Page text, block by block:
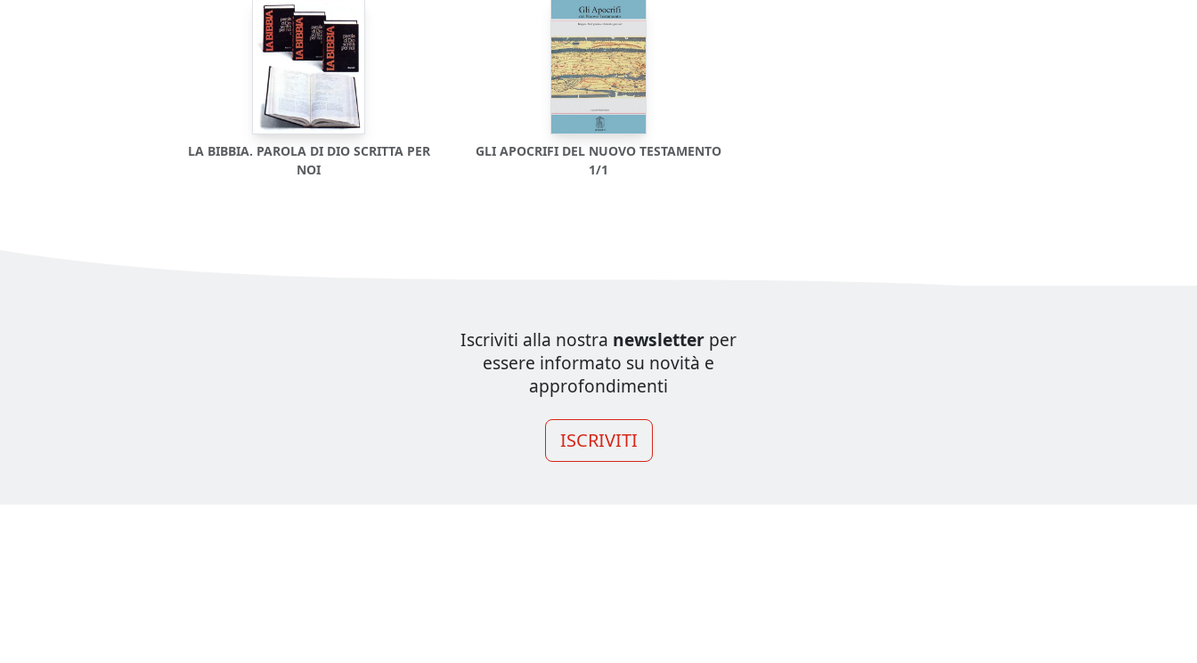
LA BIBBIA. PAROLA DI DIO SCRITTA PER
NOI
GLI APOCRIFI DEL NUOVO TESTAMENTO
1/1
Iscriviti alla nostra newsletter per
essere informato su novità e
approfondimenti
ISCRIVITI